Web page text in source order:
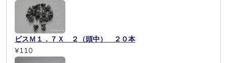
ビスＭ１．７Ｘ ２（頭中） ２０本
¥110